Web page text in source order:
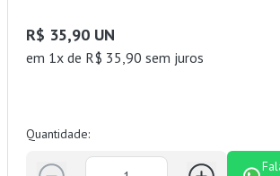
R$ 35,90 UN
em 1x de R$ 35,90 sem juros
Quantidade: